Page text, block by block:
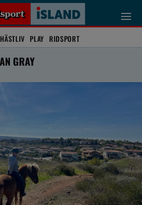
HÄSTLIV PLAY RIDSPORT
GRAY